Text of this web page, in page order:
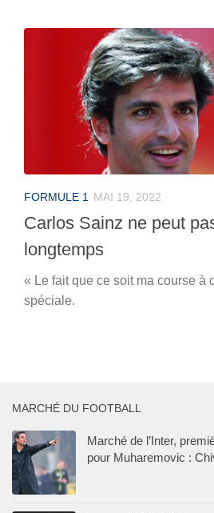
FORMULE 1 MAI 19, 2022
Carlos Sainz ne peut
longtemps
« Le fait que ce soit ma course à
spéciale.
MARCHÉ DU FOOTBALL
Marché de l’Inter,
pour Muharemovic :